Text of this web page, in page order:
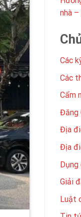
nhà
Các
Các
Cẩm
Đăng
Địa
Địa
Dụng
Giải
Luật